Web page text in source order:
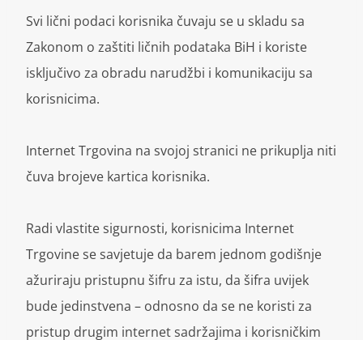
Svi lični podaci korisnika čuvaju se u skladu sa
Zakonom o zaštiti ličnih podataka BiH i koriste
isključivo za obradu narudžbi i komunikaciju sa
korisnicima.
Internet Trgovina na svojoj stranici ne prikuplja niti
čuva brojeve kartica korisnika.
Radi vlastite sigurnosti, korisnicima Internet
Trgovine se savjetuje da barem jednom godišnje
ažuriraju pristupnu šifru za istu, da šifra uvijek
bude jedinstvena – odnosno da se ne koristi za
pristup drugim internet sadržajima i korisničkim